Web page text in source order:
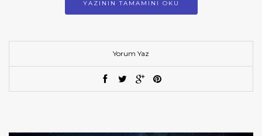
YAZININ TAMAMINI OKU
Yorum Yaz